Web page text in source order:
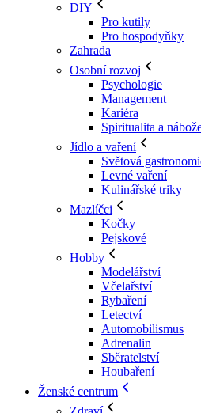
DIY
Pro kutily
Pro hospodyňky
Zahrada
Osobní rozvoj
Psychologie
Management
Kariéra
Spiritualita a
Jídlo a vaření
Světová
Levné vaření
Kulinářské triky
Mazlíčci
Kočky
Pejskové
Hobby
Modelářství
Včelařství
Rybaření
Letectví
Automobilismus
Adrenalin
Sběratelství
Houbaření
Ženské centrum